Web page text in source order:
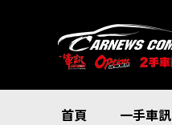
首頁 一手車訊